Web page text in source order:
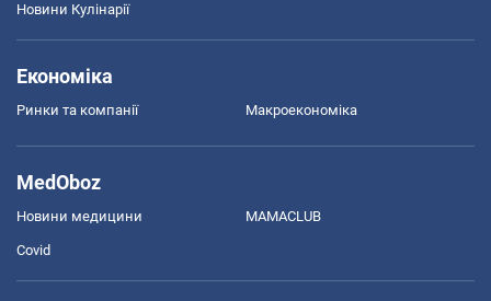
Новини Кулінарії
Економіка
Ринки та компанії Макроекономіка
MedOboz
Новини медицини MAMACLUB
Covid